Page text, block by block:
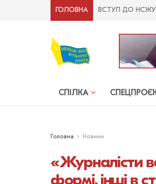
ГОЛОВНА ВСТУП ДО НСЖУ
СПІЛКА
Головна Новини
«Журналісти
формі, інші в